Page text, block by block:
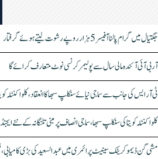
جگتیال میں گرام پالنا آفیسر 5 ہزار روپے رشوت لیتے ہوئے گرفتار
آر بی آئی آئندہ مالی سال سے پولیمر کرنسی نوٹ متعارف کرائے گا
ٹی آر ایس کی جانب سے سماجی نیائے سنکلپ سبھا کا انعقاد، کلواکنٹلہ
کلواکنٹلہ کویتا کی سنکلپ سبھا، سماجی انصاف پر مبنی تلنگانہ کے نئے
مشی گن ڈیموکریٹک سینیٹ پرائمری میں عبدالسعید کی بڑی کامیابی،